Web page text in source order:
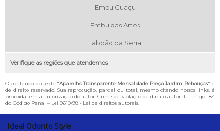
Embu Guaçu
Embu das Artes
Taboão da Serra
Verifique as regiões que atendemos
O conteúdo do texto "Aparelho Transparente Mensalidade Preço Jardim Rebouças" é
de direito reservado. Sua reprodução, parcial ou total, mesmo citando nossos links, é
proibida sem a autorização do autor. Crime de violação de direito autoral – artigo 184
do Código Penal – Lei 9610/98 - Lei de direitos autorais
Ideal Odonto Style